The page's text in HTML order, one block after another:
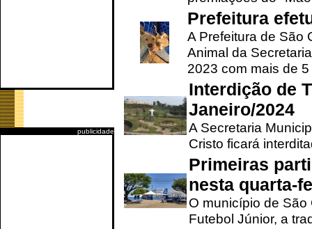
publicidade
Prefeitura
A Prefeitura de São
Animal da
2023 com mais de 5
Interdição de
Janeiro/2024
A Secretaria
Cristo ficará
Primeiras
nesta quarta-
O município de
Futebol Júnior, a